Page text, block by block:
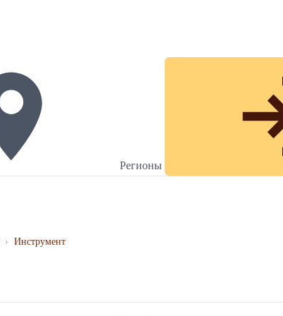
Регионы
› Инструмент